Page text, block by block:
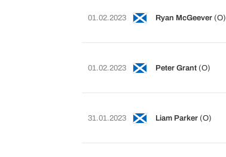
01.02.2023 Ryan McGeever (O)
01.02.2023 Peter Grant (O)
31.01.2023 Liam Parker (O)